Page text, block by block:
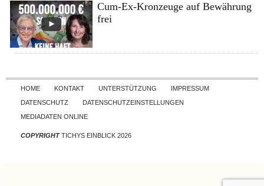
Cum-Ex-Kronzeuge auf Bewährung
frei
Skip to content
HOME KONTAKT UNTERSTÜTZUNG
IMPRESSUM
DATENSCHUTZ
DATENSCHUTZEINSTELLUNGEN
MEDIADATEN ONLINE
COPYRIGHTTICHYS EINBLICK 2026